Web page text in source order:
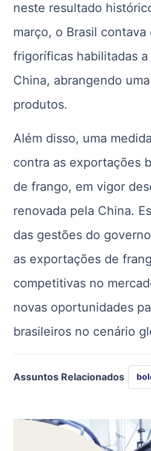
neste resultado
março, o Brasil
frigoríficas habilitadas
China, abrangendo
produtos.
Além disso, uma
contra as exportações
de frango, em vigor
renovada pela China.
das gestões do
as exportações de
competitivas no
novas oportunidades
brasileiros no cenário
Assuntos Relacionados